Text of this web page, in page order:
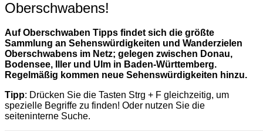
Oberschwabens!
Auf Oberschwaben Tipps findet sich die größte
Sammlung an Sehenswürdigkeiten und Wanderzielen
Oberschwabens im Netz; gelegen zwischen Donau,
Bodensee, Iller und Ulm in Baden-Württemberg.
Regelmäßig kommen neue Sehenswürdigkeiten hinzu.
Tipp: Drücken Sie die Tasten Strg + F gleichzeitig, um
spezielle Begriffe zu finden! Oder nutzen Sie die
seiteninterne Suche.